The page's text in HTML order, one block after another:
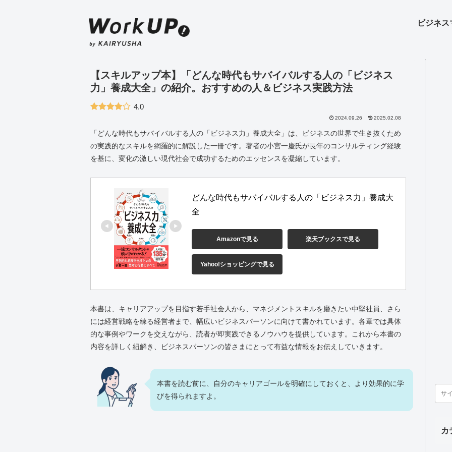
ビジネ
【スキルアップ本】「どんな時代もサバイバルする人の「ビジネス
力」養成大全」の紹介。おすすめの人＆ビジネス実践方法
4.0
2024.09.26 2025.02.08
「どんな時代もサバイバルする人の「ビジネス力」養成大全」は、ビジネスの世界で生き抜くため
の実践的なスキルを網羅的に解説した一冊です。著者の小宮一慶氏が長年のコンサルティング経験
を基に、変化の激しい現代社会で成功するためのエッセンスを凝縮しています。
どんな時代もサバイバルする人の「ビジネス力」養成大
全
Amazonで見る 楽天ブックスで見る
Yahoo!ショッピングで見る
本書は、キャリアアップを目指す若手社会人から、マネジメントスキルを磨きたい中堅社員、さら
には経営戦略を練る経営者まで、幅広いビジネスパーソンに向けて書かれています。各章では具体
的な事例やワークを交えながら、読者が即実践できるノウハウを提供しています。これから本書の
内容を詳しく紐解き、ビジネスパーソンの皆さまにとって有益な情報をお伝えしていきます。
本書を読む前に、自分のキャリアゴールを明確にしておくと、より効果的に学
びを得られますよ。
カ